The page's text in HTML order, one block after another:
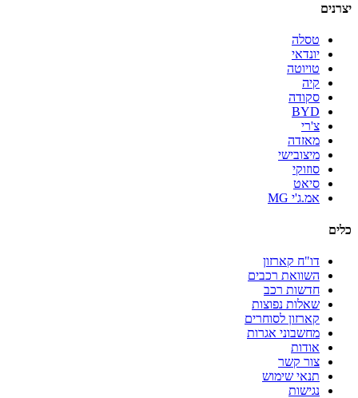
יצרנים
טסלה
יונדאי
טויוטה
קיה
סקודה
BYD
צ'רי
מאזדה
מיצובישי
סוזוקי
סיאט
אמ.ג'י MG
כלים
דו"ח קארזון
השוואת רכבים
חדשות רכב
שאלות נפוצות
קארזון לסוחרים
מחשבוני אגרות
אודות
צור קשר
תנאי שימוש
נגישות